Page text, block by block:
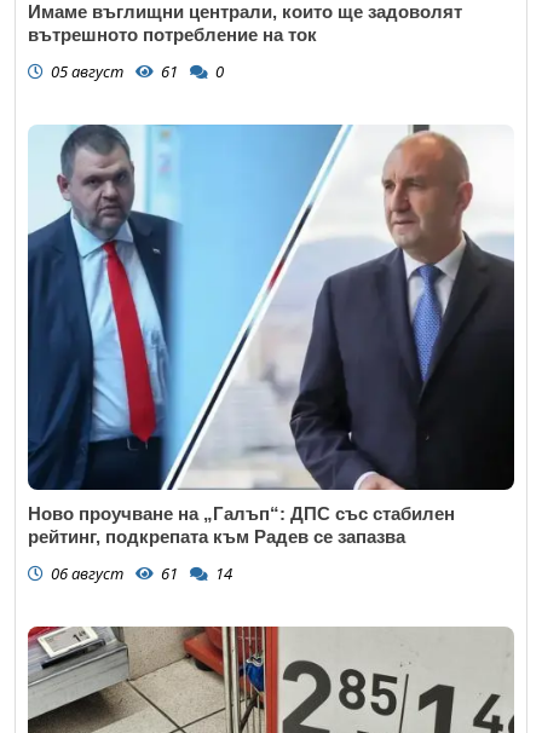
Имаме въглищни централи, които ще задоволят
вътрешното потребление на ток
05 август 61 0
Ново проучване на „Галъп“: ДПС със стабилен
рейтинг, подкрепата към Радев се запазва
06 август 61 14